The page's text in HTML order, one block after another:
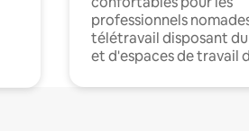
professionnels
télétravail disposant
et d'espaces de travail